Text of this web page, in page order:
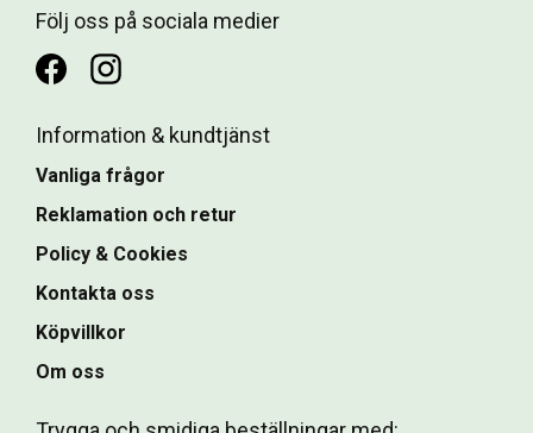
Följ oss på sociala medier
Information & kundtjänst
Vanliga frågor
Reklamation och retur
Policy & Cookies
Kontakta oss
Köpvillkor
Om oss